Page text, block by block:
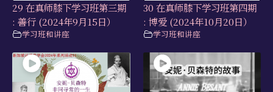
29 在真师膝下学习班第三期
: 善行 (2024年9月15日）
学习班和讲座
30 在真师膝下学习班第四期
: 博爱 (2024年10月20日）
学习班和讲座